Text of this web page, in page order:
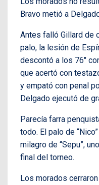
Bravo metió a
Antes falló Gillard de
palo, la lesión de
descontó a los 76″
que acertó con
y empató con penal
Delgado ejecutó de
Parecía farra
todo. El palo de
milagro de “Sepu”,
final del torneo.
Los morados